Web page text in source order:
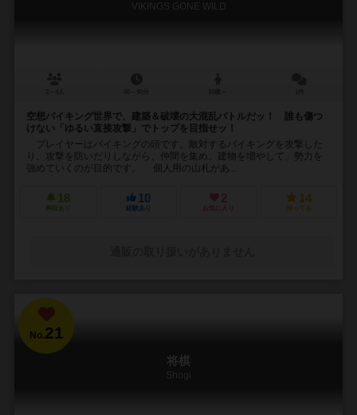
VIKINGS GONE WILD
空想バイキング世界で、建築＆破壊の大混乱バトルだッ！ 誰も傷つ
けない「ゆるい直接攻撃」でトップを目指せッ！
プレイヤーはバイキングの頭です。敵対するバイキングを攻撃した
り、攻撃を防いだりしながら、仲間を集め、建物を増やして、勢力を
強めていくのが目的です。 個人用の山札があ...
18
興味あり
10
経験あり
2
お気に入り
14
持ってる
No.21
将棋
Shogi